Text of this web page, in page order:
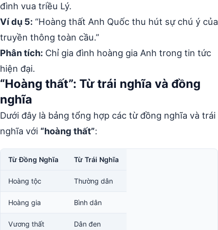
đình vua triều Lý.
Ví dụ 5: “Hoàng thất Anh Quốc thu hút sự chú ý của
truyền thông toàn cầu.”
Phân tích: Chỉ gia đình hoàng gia Anh trong tin tức
hiện đại.
“Hoàng thất”: Từ trái nghĩa và đồng
nghĩa
Dưới đây là bảng tổng hợp các từ đồng nghĩa và trái
nghĩa với “hoàng thất”:
Từ Đồng Nghĩa Từ Trái Nghĩa
Hoàng tộc Thường dân
Hoàng gia Bình dân
Vương thất Dân đen